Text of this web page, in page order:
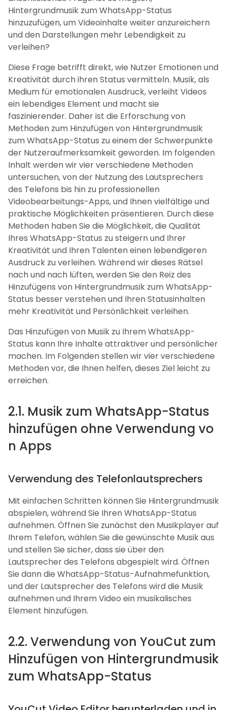
Hintergrundmusik zum WhatsApp-Status
hinzuzufügen, um Videoinhalte weiter anzureichern
und den Darstellungen mehr Lebendigkeit zu
verleihen?
Diese Frage betrifft direkt, wie Nutzer Emotionen und
Kreativität durch ihren Status vermitteln. Musik, als
Medium für emotionalen Ausdruck, verleiht Videos
ein lebendiges Element und macht sie
faszinierender. Daher ist die Erforschung von
Methoden zum Hinzufügen von Hintergrundmusik
zum WhatsApp-Status zu einem der Schwerpunkte
der Nutzeraufmerksamkeit geworden. Im folgenden
Inhalt werden wir vier verschiedene Methoden
untersuchen, von der Nutzung des Lautsprechers
des Telefons bis hin zu professionellen
Videobearbeitungs-Apps, und Ihnen vielfältige und
praktische Möglichkeiten präsentieren. Durch diese
Methoden haben Sie die Möglichkeit, die Qualität
Ihres WhatsApp-Status zu steigern und Ihrer
Kreativität und Ihren Talenten einen lebendigeren
Ausdruck zu verleihen. Während wir dieses Rätsel
nach und nach lüften, werden Sie den Reiz des
Hinzufügens von Hintergrundmusik zum WhatsApp-
Status besser verstehen und Ihren Statusinhalten
mehr Kreativität und Persönlichkeit verleihen.
Das Hinzufügen von Musik zu Ihrem WhatsApp-
Status kann Ihre Inhalte attraktiver und persönlicher
machen. Im Folgenden stellen wir vier verschiedene
Methoden vor, die Ihnen helfen, dieses Ziel leicht zu
erreichen.
2.1. Musik zum WhatsApp-Status
hinzufügen ohne Verwendung vo
n Apps
Verwendung des Telefonlautsprechers
Mit einfachen Schritten können Sie Hintergrundmusik
abspielen, während Sie Ihren WhatsApp-Status
aufnehmen. Öffnen Sie zunächst den Musikplayer auf
Ihrem Telefon, wählen Sie die gewünschte Musik aus
und stellen Sie sicher, dass sie über den
Lautsprecher des Telefons abgespielt wird. Öffnen
Sie dann die WhatsApp-Status-Aufnahmefunktion,
und der Lautsprecher des Telefons wird die Musik
aufnehmen und Ihrem Video ein musikalisches
Element hinzufügen.
2.2. Verwendung von YouCut zum
Hinzufügen von Hintergrundmusik
zum WhatsApp-Status